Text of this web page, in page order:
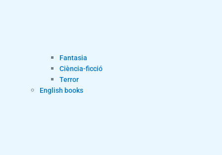
Fantasia
Ciència-ficció
Terror
English books